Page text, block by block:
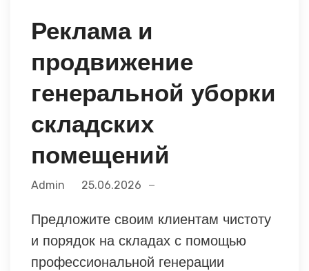
Реклама и
продвижение
генеральной уборки
складских
помещений
Admin 25.06.2026
Предложите своим клиентам чистоту
и порядок на складах с помощью
профессиональной генерации